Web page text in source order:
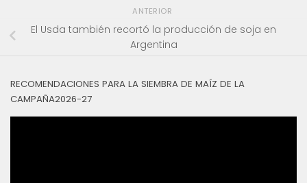
ANTERIOR
El Usda también recortó la producción de soja en
Argentina
RECOMENDACIONES PARA LA SIEMBRA DE MAÍZ DE LA
CAMPAÑA2026-27